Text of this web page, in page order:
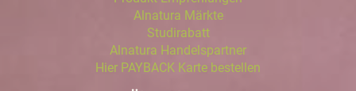
Alnatura Märkte
Studirabatt
Alnatura Handelspartner
Hier PAYBACK Karte bestellen